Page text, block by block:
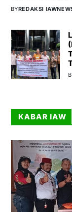
BYREDAKSI
KABAR IAW